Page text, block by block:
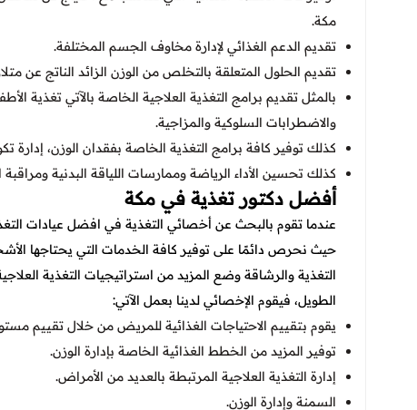
مكة.
تقديم الدعم الغذائي لإدارة مخاوف الجسم المختلفة.
تقديم الحلول المتعلقة بالتخلص من الوزن الزائد الناتج عن
بالمثل تقديم برامج التغذية العلاجية الخاصة بالآتي تغذية
والاضطرابات السلوكية والمزاجية.
كذلك توفير كافة برامج التغذية الخاصة بفقدان الوزن،
كذلك تحسين الأداء الرياضة وممارسات اللياقة البدنية ومراقبة
أفضل دكتور تغذية في مكة
عندما تقوم بالبحث عن أخصائي التغذية في افضل عيادات
حيث نحرص دائمًا على توفير كافة الخدمات التي يحتاجها
التغذية والرشاقة وضع المزيد من استراتيجيات التغذية
الطويل، فيقوم الإخصائي لدينا بعمل الآتي:
يقوم بتقييم الاحتياجات الغذائية للمريض من خلال تقييم
توفير المزيد من الخطط الغذائية الخاصة بإدارة الوزن.
إدارة التغذية العلاجية المرتبطة بالعديد من الأمراض.
السمنة وإدارة الوزن.